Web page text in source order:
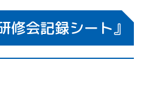
修会記録シート』